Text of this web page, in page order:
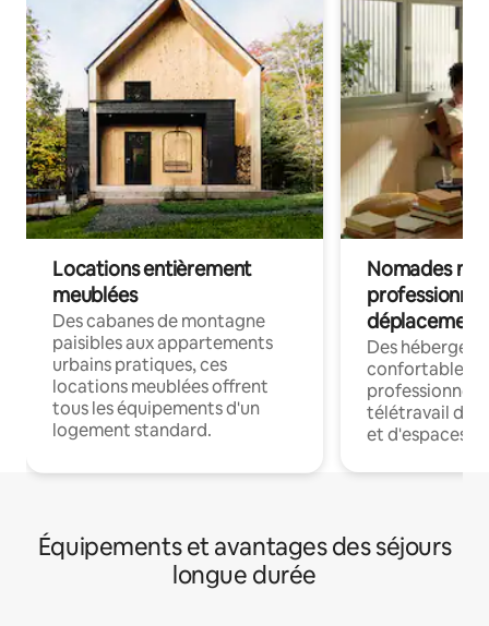
Locations entièrement
meublées
Des cabanes de montagne
paisibles aux appartements
urbains pratiques, ces
locations meublées offrent
tous les équipements d'un
logement standard.
Nomades
déplacement
Des
confortables
professionnels
télétravail
et d'espaces
Équipements et avantages des séjours
longue durée